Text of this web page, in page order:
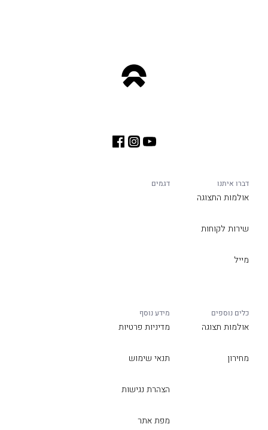
דברו איתנו
אולמות התצוגה
שירות לקוחות
מייל
דגמים
כלים נוספים
אולמות תצוגה
מחירון
מידע נוסף
מדיניות פרטיות
תנאי שימוש
הצהרת נגישות
מפת אתר